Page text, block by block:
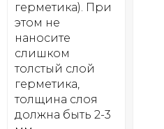
герметика). При
этом не
наносите
слишком
толстый слой
герметика,
толщина слоя
должна быть 2-3